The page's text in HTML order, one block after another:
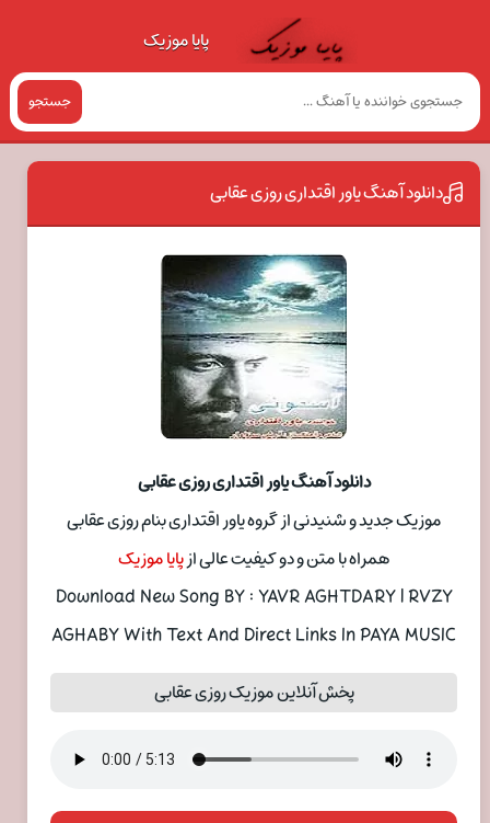
پایا موزیک
جستجو
دانلود آهنگ یاور اقتداری روزی عقابی
دانلود آهنگ یاور اقتداری روزی عقابی
موزیک جدید و شنیدنی از گروه یاور اقتداری بنام روزی عقابی
همراه با متن و دو کیفیت عالی ازپایا موزیک
Download New Song BY : YAVR AGHTDARY | RVZY
AGHABY With Text And Direct Links In PAYA MUSIC
پخش آنلاین موزیک روزی عقابی